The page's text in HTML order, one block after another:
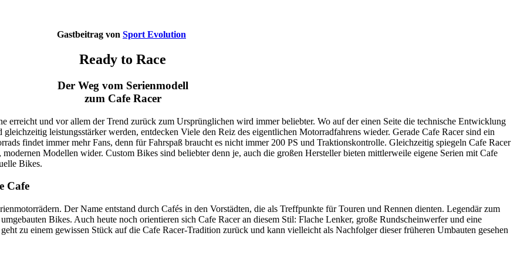
Gastbeitrag von Sport Evolution
Ready to Race
Der Weg vom Serienmodell
zum Cafe Racer
erreicht und vor allem der Trend zurück zum Ursprünglichen wird immer beliebter. Wo auf der einen Seite die technische Entwicklung
leistungsstärker werden, entdecken Viele den Reiz des eigentlichen Motorradfahrens wieder. Gerade Cafe Racer sind ein
findet immer mehr Fans, denn für Fahrspaß braucht es nicht immer 200 PS und Traktionskontrolle. Gleichzeitig spiegeln Cafe Racer
Modellen wider. Custom Bikes sind beliebter denn je, auch die großen Hersteller bieten mittlerweile eigene Serien mit Cafe
Bikes.
Cafe
Der Name entstand durch Cafés in den Vorstädten, die als Treffpunkte für Touren und Rennen dienten. Legendär zum
Bikes. Auch heute noch orientieren sich Cafe Racer an diesem Stil: Flache Lenker, große Rundscheinwerfer und eine
zu einem gewissen Stück auf die Cafe Racer-Tradition zurück und kann vielleicht als Nachfolger dieser früheren Umbauten gesehen